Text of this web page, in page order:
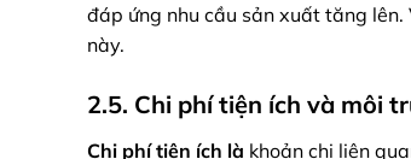
đáp ứng nhu cầu sản xuất tăng
này.
2.5. Chi phí tiện ích và môi
Chi phí tiện ích là khoản chi liên